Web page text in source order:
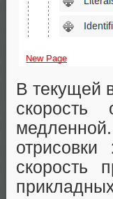
В текущей
отрисовки
скорость